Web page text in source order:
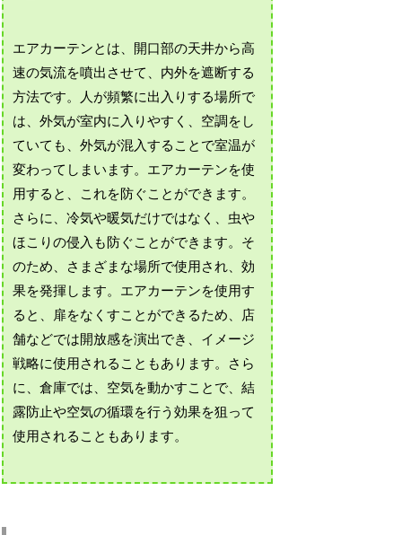
エアカーテンとは、開口部の天井から高
速の気流を噴出させて、内外を遮断する
方法です。人が頻繁に出入りする場所で
は、外気が室内に入りやすく、空調をし
ていても、外気が混入することで室温が
変わってしまいます。エアカーテンを使
用すると、これを防ぐことができます。
さらに、冷気や暖気だけではなく、虫や
ほこりの侵入も防ぐことができます。そ
のため、さまざまな場所で使用され、効
果を発揮します。エアカーテンを使用す
ると、扉をなくすことができるため、店
舗などでは開放感を演出でき、イメージ
戦略に使用されることもあります。さら
に、倉庫では、空気を動かすことで、結
露防止や空気の循環を行う効果を狙って
使用されることもあります。